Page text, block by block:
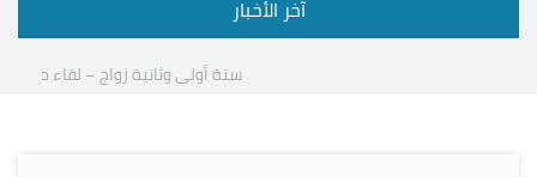
آخر الأخبار
سنة أولى وثانية زواج – لقاء مع د.خالد